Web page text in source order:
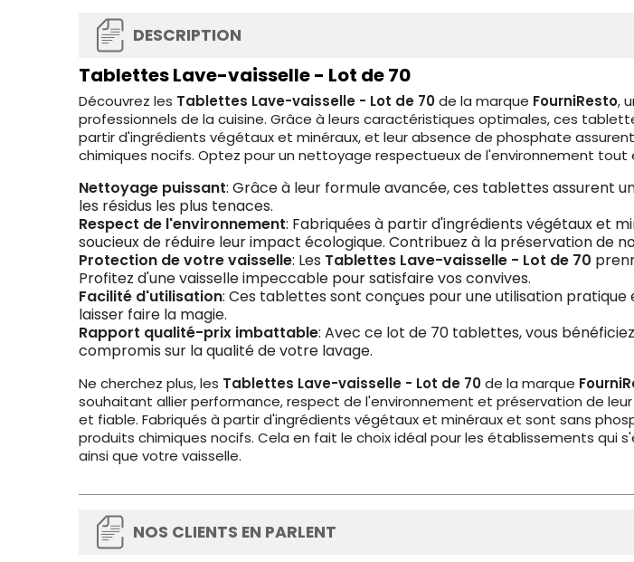
DESCRIPTION
Tablettes Lave-vaisselle - Lot de 70
Découvrez les Tablettes Lave-vaisselle - Lot de 70de la marque FourniResto,
professionnels de la cuisine. Grâce à leurs caractéristiques optimales, ces
partir d'ingrédients végétaux et minéraux, et leur absence de phosphate
chimiques nocifs. Optez pour un nettoyage respectueux de l'environnement
Nettoyage puissant: Grâce à leur formule avancée, ces tablettes assurent
les résidus les plus tenaces.
Respect de l'environnement: Fabriquées à partir d'ingrédients végétaux et
soucieux de réduire leur impact écologique. Contribuez à la préservation de
Protection de votre vaisselle: Les Tablettes Lave-vaisselle - Lot de 70
Profitez d'une vaisselle impeccable pour satisfaire vos convives.
Facilité d'utilisation: Ces tablettes sont conçues pour une utilisation
laisser faire la magie.
Rapport qualité-prix imbattable: Avec ce lot de 70 tablettes, vous
compromis sur la qualité de votre lavage.
Ne cherchez plus, les Tablettes Lave-vaisselle - Lot de 70de la marque
souhaitant allier performance, respect de l'environnement et préservation de
et fiable. Fabriqués à partir d'ingrédients végétaux et minéraux et sont sans
produits chimiques nocifs. Cela en fait le choix idéal pour les établissements
ainsi que votre vaisselle.
NOS CLIENTS EN PARLENT